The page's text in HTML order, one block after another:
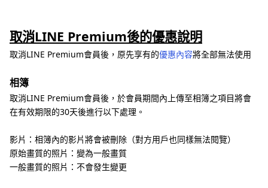
取消LINE Premium後的優惠說明
取消LINE Premium會員後，原先享有的優惠內容將全部無法使用
相簿
取消LINE Premium會員後，於會員期間內上傳至相簿之項目將會
在有效期限的30天後進行以下處理。
影片：相簿內的影片將會被刪除（對方用戶也同樣無法閱覽）
原始畫質的照片：變為一般畫質
一般畫質的照片：不會發生變更